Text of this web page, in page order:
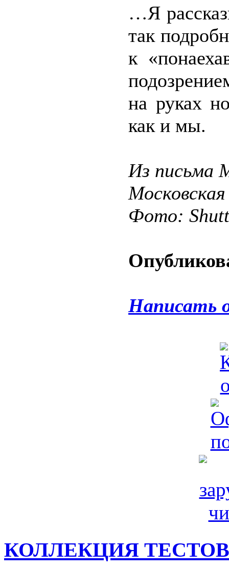
…Я
так
к
на руках
как и мы.
Из письма
Фото:
Написать
КОЛЛЕКЦИЯ ТЕСТОВ